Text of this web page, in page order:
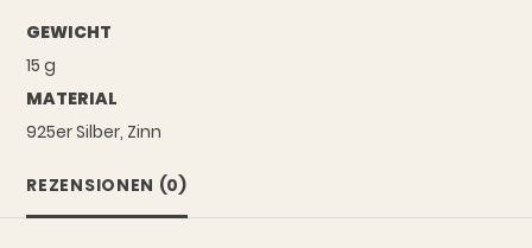
GEWICHT
15 g
MATERIAL
925er Silber, Zinn
REZENSIONEN (0)